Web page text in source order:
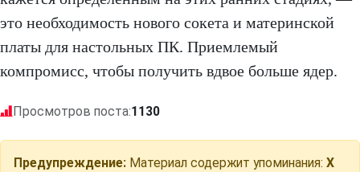
это необходимость нового сокета и материнской
платы для настольных ПК. Приемлемый
компромисс, чтобы получить вдвое больше ядер.
Просмотров поста:1130
Предупреждение: Материал содержит упоминания: X